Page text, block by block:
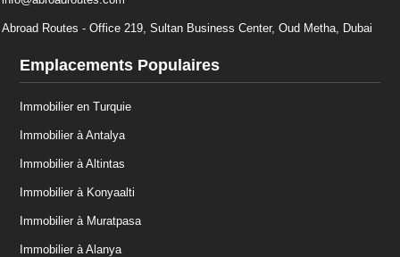
Abroad Routes - Office 219, Sultan Business Center, Oud Metha, Dubai
Emplacements Populaires
Immobilier en Turquie
Immobilier à Antalya
Immobilier à Altintas
Immobilier à Konyaalti
Immobilier à Muratpasa
Immobilier à Alanya